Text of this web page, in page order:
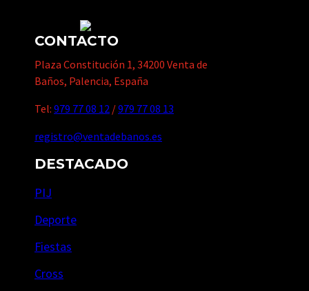
CONTACTO
Plaza Constitución 1, 34200 Venta de
Baños, Palencia, España
Tel: 979 77 08 12 /979 77 08 13
registro@ventadebanos.es
DESTACADO
PIJ
Deporte
Fiestas
Cross